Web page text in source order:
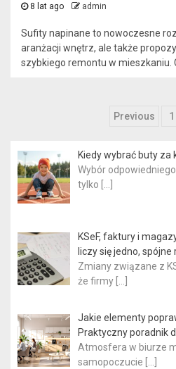
8 lat ago admin
Sufity napinane to nowoczesne
aranżacji wnętrz, ale także
szybkiego remontu w mieszkaniu.
Previous 1
Kiedy wybrać buty za
Wybór
tylko
KSeF, faktury i
liczy się jedno,
Zmiany związane z
że firmy
Jakie elementy
Praktyczny poradnik
Atmosfera w biurze
samopoczucie […]